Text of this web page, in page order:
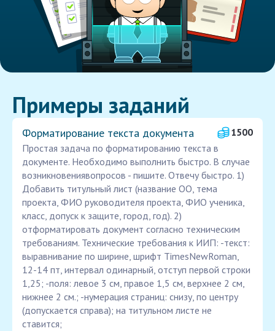
Примеры заданий
Форматирование текста документа
1500
Простая задача по форматированию текста в
документе. Необходимо выполнить быстро. В случае
возникновениявопросов - пишите. Отвечу быстро. 1)
Добавить титульный лист (название ОО, тема
проекта, ФИО руководителя проекта, ФИО ученика,
класс, допуск к защите, город, год). 2)
отформатировать документ согласно техническим
требованиям. Технические требования к ИИП: -текст:
выравнивание по ширине, шрифт TimesNewRoman,
12-14 пт, интервал одинарный, отступ первой строки
1,25; -поля: левое 3 см, правое 1,5 см, верхнее 2 см,
нижнее 2 см.; -нумерация страниц: снизу, по центру
(допускается справа); на титульном листе не
ставится;